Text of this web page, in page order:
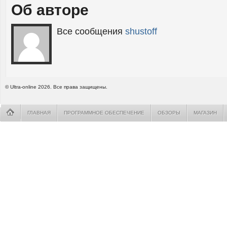
Об авторе
Все сообщения shustoff
© Ultra-online 2026. Все права защищены.
ГЛАВНАЯ ПРОГРАММНОЕ ОБЕСПЕЧЕНИЕ ОБЗОРЫ МАГАЗИН